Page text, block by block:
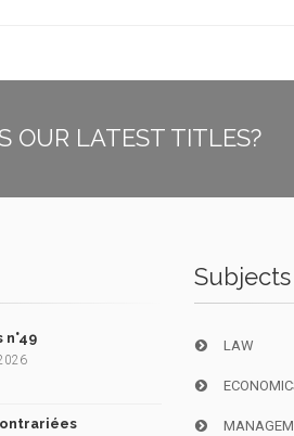
OUR LATEST TITLES?
Subjects
LAW